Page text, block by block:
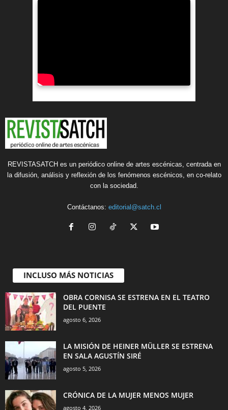
REVISTASATCH es un periódico online de artes escénicas, centrada en
la difusión, análisis y reflexión de los fenómenos escénicos, en co-relato
con la sociedad.
Contáctanos: editorial@satch.cl
INCLUSO MÁS NOTICIAS
OBRA CORNISA SE ESTRENA EN EL TEATRO
DEL PUENTE
agosto 6, 2026
LA MISIÓN DE HEINER MÜLLER SE ESTRENA
EN SALA AGUSTÍN SIRÉ
agosto 5, 2026
CRÓNICA DE LA MUJER MENOS MUJER
agosto 4, 2026